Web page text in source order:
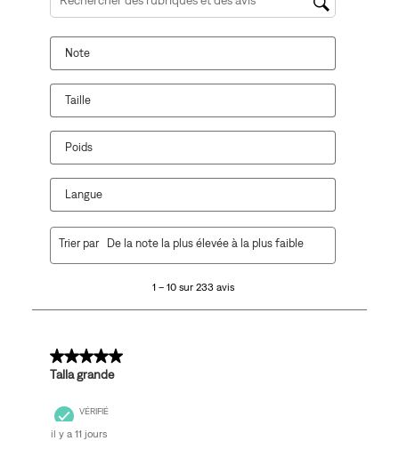
Zone de recherche de sujet et d'avis
Note
Taille
Poids
Langue
233
1 – 10 sur 233 avis
Trier par De la note la plus élevée à la plus faible
5 sur 5 étoiles.
Talla grande
VÉRIFIÉ
il y a 11 jours